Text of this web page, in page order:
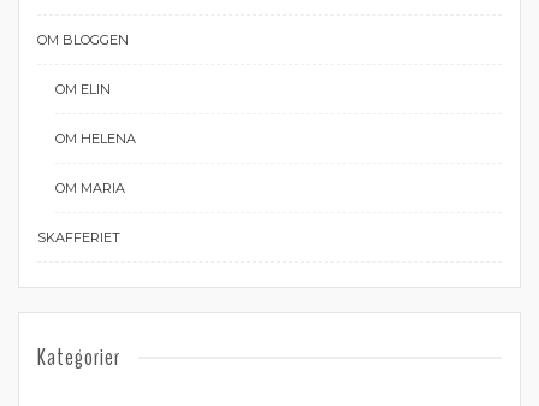
OM BLOGGEN
OM ELIN
OM HELENA
OM MARIA
SKAFFERIET
Kategorier